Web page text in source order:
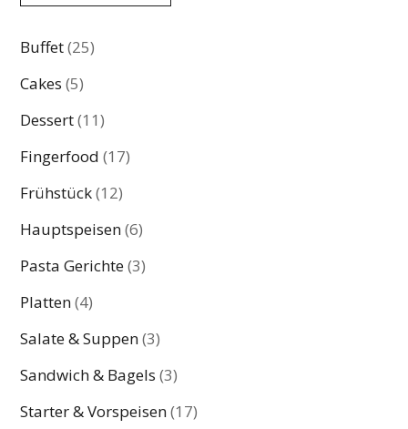
Buffet(25)
Cakes (5)
Dessert(11)
Fingerfood (17)
Frühstück(12)
Hauptspeisen(6)
Pasta Gerichte(3)
Platten(4)
Salate & Suppen(3)
Sandwich & Bagels (3)
Starter & Vorspeisen(17)